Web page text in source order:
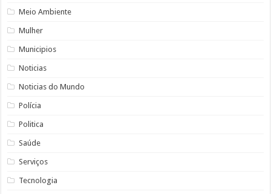
Meio Ambiente
Mulher
Municipios
Noticias
Noticias do Mundo
Polícia
Politica
Saúde
Serviços
Tecnologia